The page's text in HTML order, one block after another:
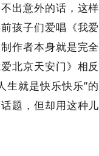
出意外的话，这样
孩子们爱唱《我爱
作者本身就是完全
北京天安门》相反
生就是快乐快乐”的
题，但却用这种儿